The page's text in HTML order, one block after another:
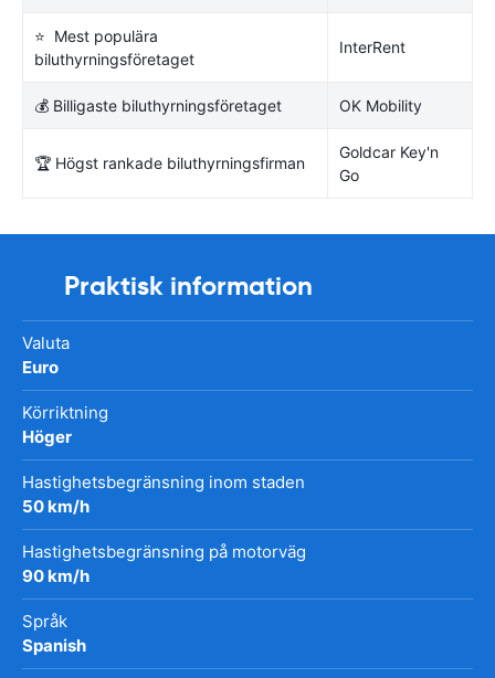
⭐ Mest populära
biluthyrningsföretaget
InterRent
💰 Billigaste biluthyrningsföretaget OK Mobility
🏆 Högst rankade biluthyrningsfirman
Goldcar Key'n
Go
Praktisk information
Valuta
Euro
Körriktning
Höger
Hastighetsbegränsning inom staden
50 km/h
Hastighetsbegränsning på motorväg
90 km/h
Språk
Spanish